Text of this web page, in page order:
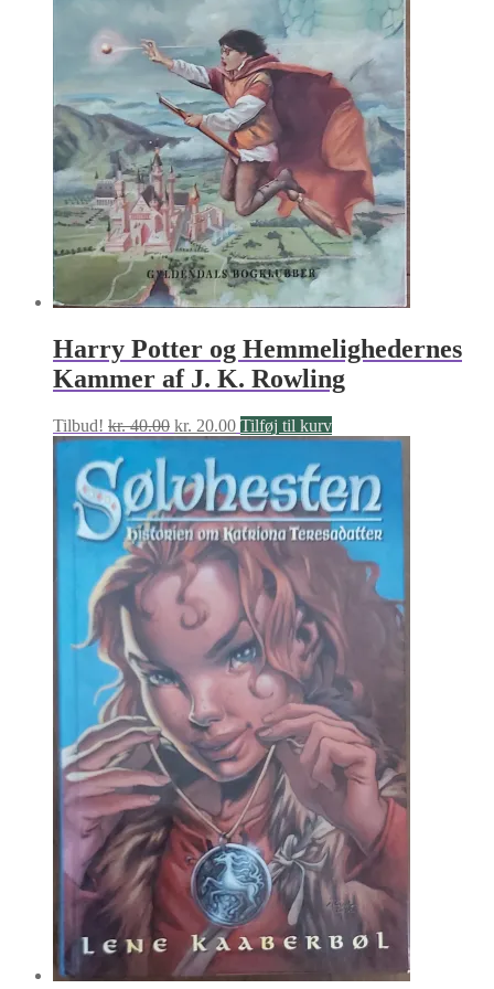
Harry Potter og Hemmelighedernes
Kammer af J. K. Rowling
Tilbud! kr.40.00 Den
oprindelige
var:
kr. 40.00.
kr. 20.00Den
aktuelle
er:
kr. 20.00.
Tilføj til kurv